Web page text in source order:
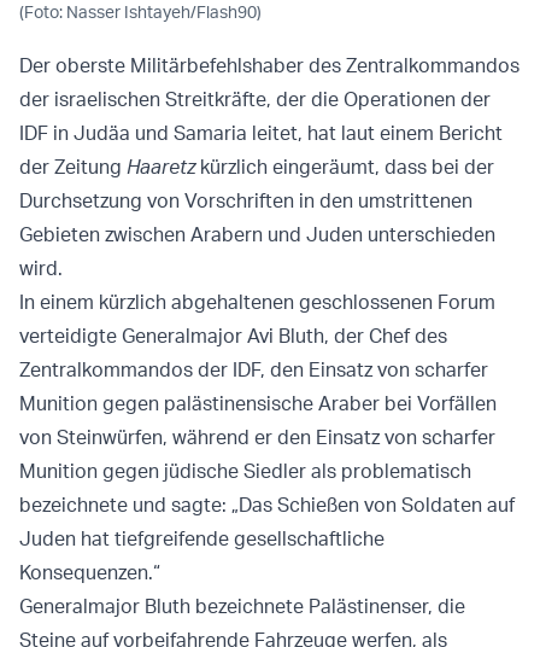
(Foto: Nasser Ishtayeh/Flash90)
Der oberste Militärbefehlshaber des Zentralkommandos
der israelischen Streitkräfte, der die Operationen der
IDF in Judäa und Samaria leitet, hat laut einem Bericht
der Zeitung Haaretzkürzlich eingeräumt, dass bei der
Durchsetzung von Vorschriften in den umstrittenen
Gebieten zwischen Arabern und Juden unterschieden
wird.
In einem kürzlich abgehaltenen geschlossenen Forum
verteidigte Generalmajor Avi Bluth, der Chef des
Zentralkommandos der IDF, den Einsatz von scharfer
Munition gegen palästinensische Araber bei Vorfällen
von Steinwürfen, während er den Einsatz von scharfer
Munition gegen jüdische Siedler als problematisch
bezeichnete und sagte: „Das Schießen von Soldaten auf
Juden hat tiefgreifende gesellschaftliche
Konsequenzen.“
Generalmajor Bluth bezeichnete Palästinenser, die
Steine auf vorbeifahrende Fahrzeuge werfen, als